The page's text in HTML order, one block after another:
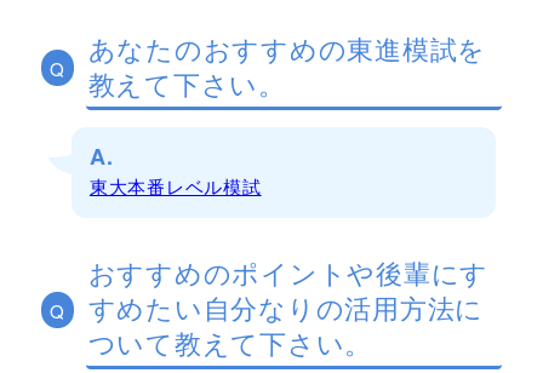
Q
あなたのおすすめの東進模試を
教えて下さい。
A.
東大本番レベル模試
Q
おすすめのポイントや後輩にす
すめたい自分なりの活用方法に
ついて教えて下さい。